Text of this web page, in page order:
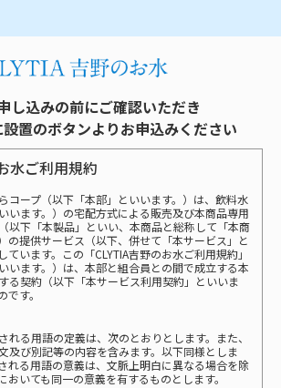
し込みの前にご確認いただき
置のボタンよりお申込みください
水ご利用規約
コープ（以下「本部」といいます。）は、飲料水
います。）の宅配方式による販売及び本商品専用
以下「本製品」といい、本商品と総称して「本商
の提供サービス（以下、併せて「本サービス」と
ています。この「CLYTIA吉野のお水ご利用規約」
います。）は、本部と組合員との間で成立する本
る契約（以下「本サービス利用契約」といいま
す。
れる用語の定義は、次のとおりとします。また、
及び別記等の内容を含みます。以下同様としま
れる用語の意義は、文脈上明白に異なる場合を除
おいても同一の意義を有するものとします。